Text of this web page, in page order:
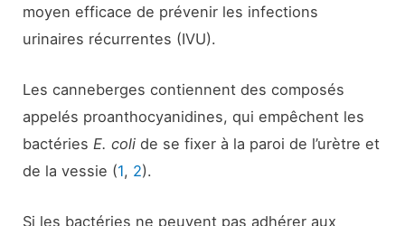
moyen efficace de prévenir les infections
urinaires récurrentes (IVU).
Les canneberges contiennent des composés
appelés proanthocyanidines, qui empêchent les
bactéries E. coli de se fixer à la paroi de l’urètre et
de la vessie (1, 2).
Si les bactéries ne peuvent pas adhérer aux